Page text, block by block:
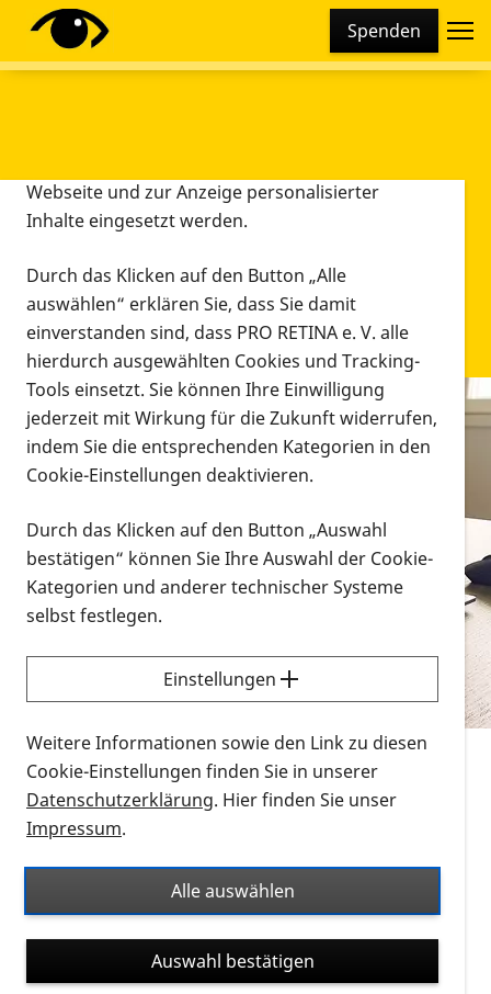
Spenden
Infomaterial
Infomaterial
Vorlesen
Alle Infomaterialien in verschiedenen
Formaten an einem Ort
Sie möchten wissen, wie Sie nach Infonmaterial
suchen und dieses bestellen bzw. herunterladen
können? Schauen Sie sich dieErklärvideos zum
Thema Infomaterial auf der PRO RETINA-Website
für blinde und sehbehinderte Menschen an.
Auf dieser Seite finden Sie sämtliches Infomaterial
Ort. Nutzen Sie den Formatfilter, um ausschließlich
nach Flyern und Broschüren, Audios oder Videos zu
suchen. Die meisten Flyer und Broschüren werden in
verschiedenen Formaten angeboten: zur
Diese Webseite setzt verschiedene Cookies und
Tracking-Tools ein. Dies beinhaltet Cookies und
Webseite und zur Anzeige personalisierter
Inhalte eingesetzt werden.
Durch das Klicken auf den Button „Alle
auswählen“ erklären Sie, dass Sie damit
einverstanden sind, dass PRO RETINA e. V. alle
hierdurch ausgewählten Cookies und Tracking-
Tools einsetzt. Sie können Ihre Einwilligung
jederzeit mit Wirkung für die Zukunft widerrufen,
indem Sie die entsprechenden Kategorien in den
Cookie-Einstellungen deaktivieren.
Durch das Klicken auf den Button „Auswahl
bestätigen“ können Sie Ihre Auswahl der Cookie-
Kategorien und anderer technischer Systeme
selbst festlegen.
Einstellungen
Weitere Informationen sowie den Link zu diesen
Cookie-Einstellungen finden Sie in unserer
Datenschutzerklärung. Hier finden Sie unser
Impressum.
Alle auswählen
Auswahl bestätigen